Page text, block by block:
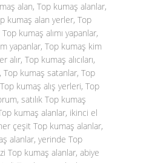
alan, Top kumaş alanlar,
kumaş alan yerler, Top
kumaş alımı yapanlar,
yapanlar, Top kumaş kim
alır, Top kumaş alıcıları,
Top kumaş satanlar, Top
kumaş alış yerleri, Top
satılık Top kumaş
kumaş alanlar, ikinci el
çeşit Top kumaş alanlar,
alanlar, yerinde Top
Top kumaş alanlar, abiye